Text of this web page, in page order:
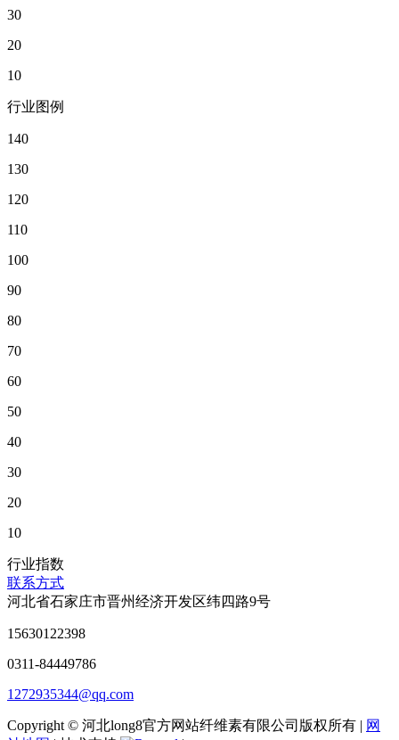
30
20
10
行业图例
140
130
120
110
100
90
80
70
60
50
40
30
20
10
行业指数
联系方式
河北省石家庄市晋州经济开发区纬四路9号
15630122398
0311-84449786
1272935344@qq.com
Copyright © 河北long8官方网站纤维素有限公司版权所有 | 网